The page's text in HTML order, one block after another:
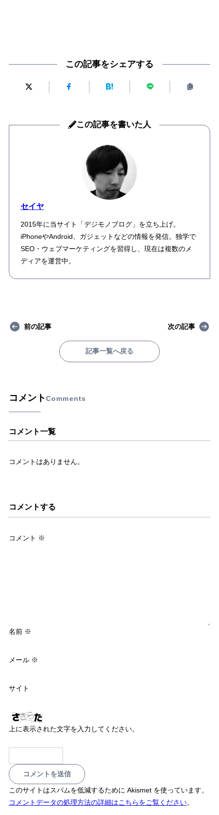
この記事をシェアする
この記事を書いた人
セイヤ
2015年に当サイト「デジモノブログ」を立ち上げ。
iPhoneやAndroid、ガジェットなどの情報を発信。独学で
SEO・ウェブマーケティングを習得し、現在は複数のメ
ディアを運営中。
前の記事
記事一覧へ戻る
次の記事
コメントComments
コメント一覧
コメントはありません。
コメントする
コメント ※
名前 ※
メール ※
サイト
上に表示された文字を入力してください。
このサイトはスパムを低減するために Akismet を使っています。
コメントデータの処理方法の詳細はこちらをご覧ください。